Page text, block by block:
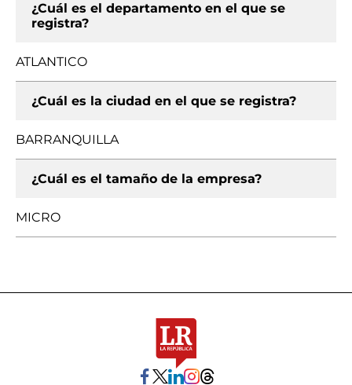
¿Cuál es el departamento en el que se
registra?
ATLANTICO
¿Cuál es la ciudad en el que se registra?
BARRANQUILLA
¿Cuál es el tamaño de la empresa?
MICRO